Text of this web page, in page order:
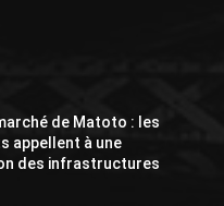
de Matoto : les
appellent à une
des infrastructures